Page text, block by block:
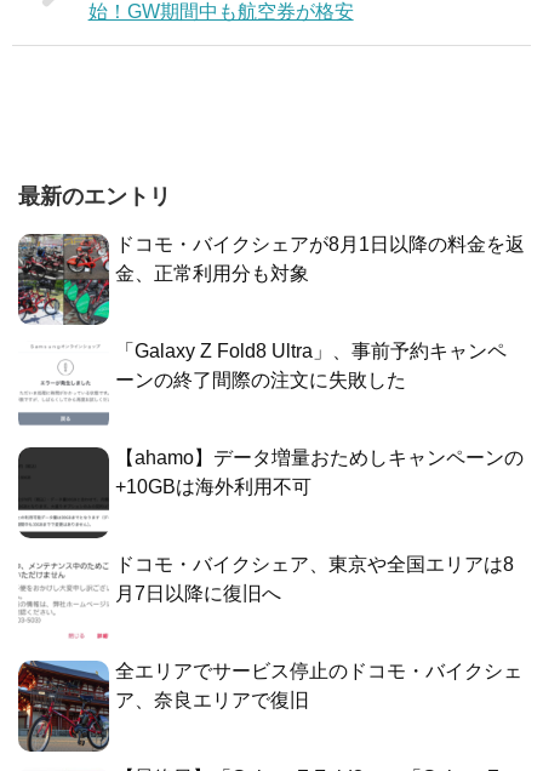
始！GW期間中も航空券が格安
最新のエントリ
ドコモ・バイクシェアが8月1日以降の料金を返
金、正常利用分も対象
「Galaxy Z Fold8 Ultra」、事前予約キャンペ
ーンの終了間際の注文に失敗した
【ahamo】データ増量おためしキャンペーンの
+10GBは海外利用不可
ドコモ・バイクシェア、東京や全国エリアは8
月7日以降に復旧へ
全エリアでサービス停止のドコモ・バイクシェ
ア、奈良エリアで復旧